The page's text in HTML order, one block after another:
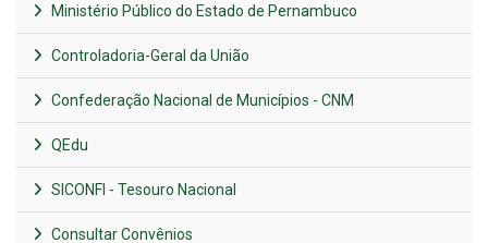
Ministério Público do Estado de Pernambuco
Controladoria-Geral da União
Confederação Nacional de Municípios - CNM
QEdu
SICONFI - Tesouro Nacional
Consultar Convênios